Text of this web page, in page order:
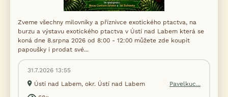
Zveme všechny milovníky a příznivce exotického ptactva, na
burzu a výstavu exotického ptactva v Ústí nad Labem která se
koná dne 8.srpna 2026 od 8:00 - 12:00 můžete zde koupit
papoušky i prodat své...
31.7.2026 13:55
Ústí nad Labem, okr. Ústí nad Labem
Pavelkuc...